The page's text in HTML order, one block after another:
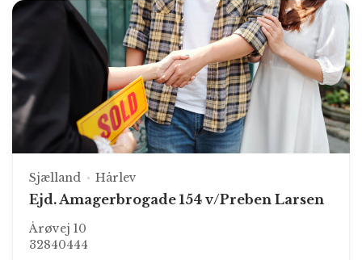
Sjælland Hårlev
Ejd. Amagerbrogade 154 v/Preben Larsen
Årøvej 10
32840444